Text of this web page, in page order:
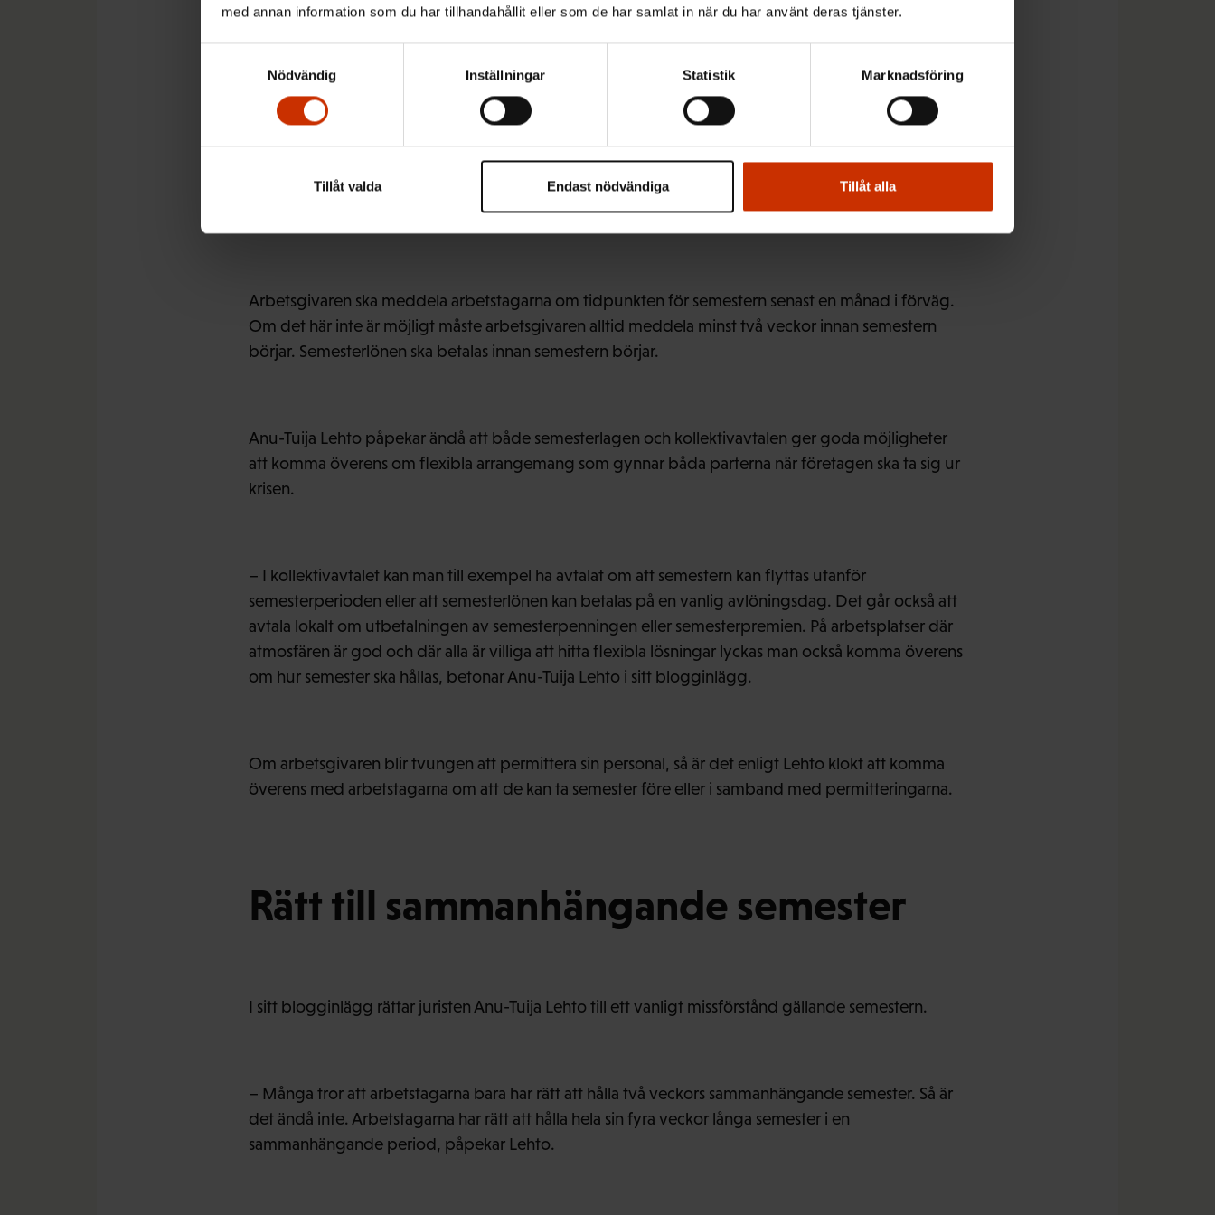
med annan information som du har tillhandahållit eller som de har samlat in när du har använt deras tjänster.
Nödvändig
Inställningar Statistik Marknadsföring
Endast nödvändiga
Tillåt valda Tillåt alla
socialväsendet grundar sig på regeringens och riksdagens beslut. Tidigare gällde undantaget
återgick bestämmelserna till det normala den 14 maj.
Enligt lagen ska sommarsemestern hållas under perioden maj–september. Innan arbetsgivaren slår
fast tidpunkten måste arbetstagarna få säga när de vill hålla sin semester. Arbetsgivaren ska sträva
efter att uppfylla arbetstagarnas önskemål. Arbetstagarna ska också behandlas jämlikt.
Arbetsgivaren ska meddela arbetstagarna om tidpunkten för semestern senast en månad i förväg.
Om det här inte är möjligt måste arbetsgivaren alltid meddela minst två veckor innan semestern
börjar. Semesterlönen ska betalas innan semestern börjar.
Anu-Tuija Lehto påpekar ändå att både semesterlagen och kollektivavtalen ger goda möjligheter
att komma överens om flexibla arrangemang som gynnar båda parterna när företagen ska ta sig ur
krisen.
– I kollektivavtalet kan man till exempel ha avtalat om att semestern kan flyttas utanför
semesterperioden eller att semesterlönen kan betalas på en vanlig avlöningsdag. Det går också att
avtala lokalt om utbetalningen av semesterpenningen eller semesterpremien. På arbetsplatser där
atmosfären är god och där alla är villiga att hitta flexibla lösningar lyckas man också komma överens
om hur semester ska hållas, betonar Anu-Tuija Lehto i sitt blogginlägg.
Om arbetsgivaren blir tvungen att permittera sin personal, så är det enligt Lehto klokt att komma
överens med arbetstagarna om att de kan ta semester före eller i samband med permitteringarna.
Rätt till sammanhängande semester
I sitt blogginlägg rättar juristen Anu-Tuija Lehto till ett vanligt missförstånd gällande semestern.
– Många tror att arbetstagarna bara har rätt att hålla två veckors sammanhängande semester. Så är
det ändå inte. Arbetstagarna har rätt att hålla hela sin fyra veckor långa semester i en
sammanhängande period, påpekar Lehto.